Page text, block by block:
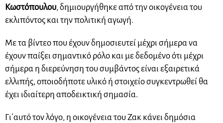
Κωστόπουλου, δημιουργήθηκε από την οικογένεια του
εκλιπόντος και την πολιτική αγωγή.
Με τα βίντεο που έχουν δημοσιευτεί μέχρι σήμερα να
έχουν παίξει σημαντικό ρόλο και με δεδομένο ότι μέχρι
σήμερα η διερεύνηση του συμβάντος είναι εξαιρετικά
ελλιπής, οποιοδήποτε υλικό ή στοιχείο συγκεντρωθεί θα
έχει ιδιαίτερη αποδεικτική σημασία.
Γι΄αυτό τον λόγο, η οικογένεια του Ζακ κάνει δημόσια